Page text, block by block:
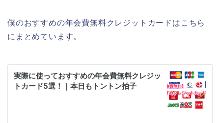
僕のおすすめの年会費無料クレジットカードはこちら
にまとめています。